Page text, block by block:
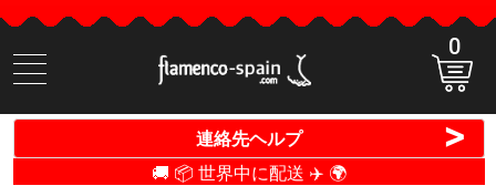
商
品
検
0
連絡先ヘルプ >
🚚 📦 世界中に配送 ✈️ 🌍